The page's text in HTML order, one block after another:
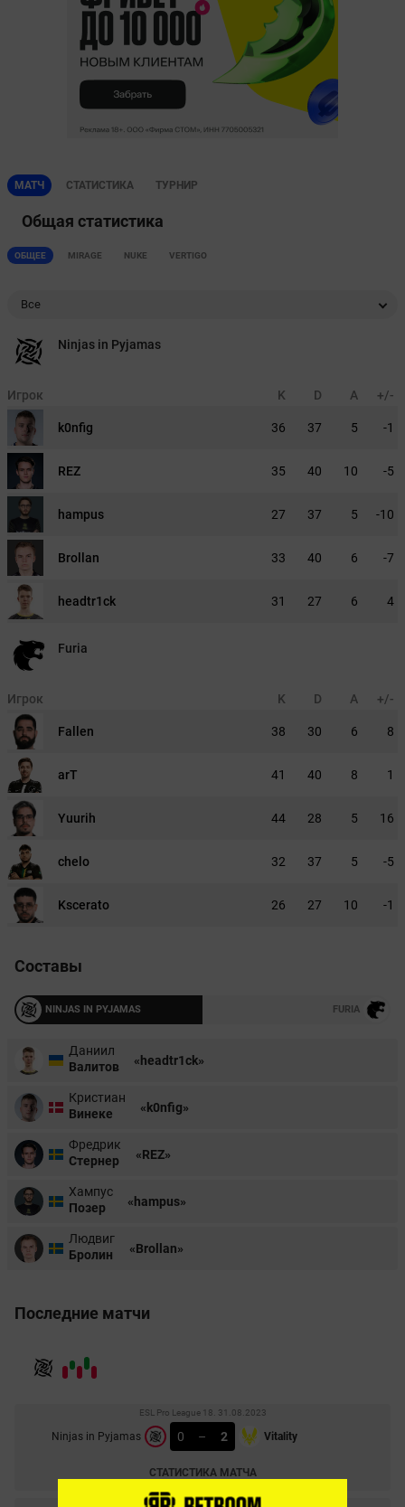
МАТЧ СТАТИСТИКА ТУРНИР
Общая статистика
ОБЩЕЕ MIRAGE NUKE VERTIGO
Все
Ninjas in Pyjamas
Игрок K D A +/-
k0nfig 36 37 5 -1
REZ 35 40 10 -5
hampus 27 37 5 -10
Brollan 33 40 6 -7
headtr1ck 31 27 6 4
Furia
Игрок K D A +/-
Fallen 38 30 6 8
arT 41 40 8 1
Yuurih 44 28 5 16
chelo 32 37 5 -5
Kscerato 26 27 10 -1
Составы
NINJAS IN PYJAMAS FURIA
Даниил
Валитов
«headtr1ck»
Кристиан
Винеке
«k0nfig»
Фредрик
Стернер
«REZ»
Хампус
Позер
«hampus»
Людвиг
Бролин
«Brollan»
Последние матчи
ESL Pro League 18. 31.08.2023
Ninjas in Pyjamas 0 – 2 Vitality
СТАТИСТИКА МАТЧА